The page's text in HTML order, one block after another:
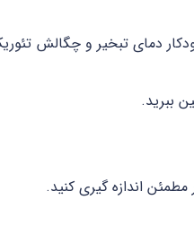
دمای تبخیر و چگالش
ببرید.
اندازه گیری کنید.